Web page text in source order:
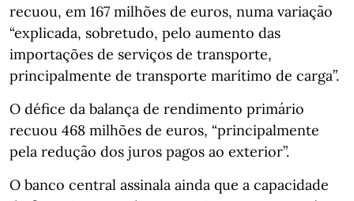
recuou, em 167 milhões de euros, numa variação
“explicada, sobretudo, pelo aumento das
importações de serviços de transporte,
principalmente de transporte marítimo de carga”.
O défice da balança de rendimento primário
recuou 468 milhões de euros, “principalmente
pela redução dos juros pagos ao exterior”.
O banco central assinala ainda que a capacidade